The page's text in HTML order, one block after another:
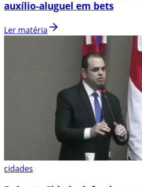
auxílio-aluguel em bets
Ler matéria
cidades